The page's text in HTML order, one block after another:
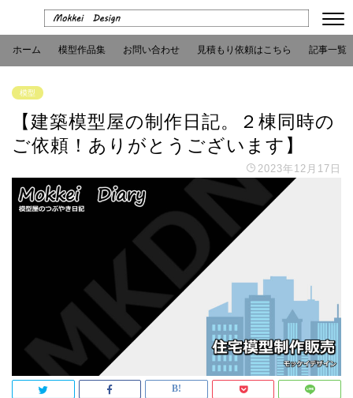
ホーム 模型作品集 お問い合わせ 見積もり依頼はこちら 記事一覧
模型
【建築模型屋の制作日記。２棟同時の
ご依頼！ありがとうございます】
2023年12月17日